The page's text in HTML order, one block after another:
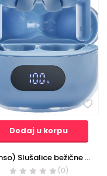
Dodaj u korpu
(Intenso) Slušalice bežične sa kutijicom za punjenje, ANC, Bluetooth – Buds Plus T310AE Blue
(0)